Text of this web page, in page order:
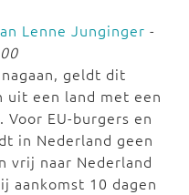
Lenne Junginger -
geldt dit
uit een land met een
EU-burgers en
in Nederland geen
vrij naar Nederland
aankomst 10 dagen